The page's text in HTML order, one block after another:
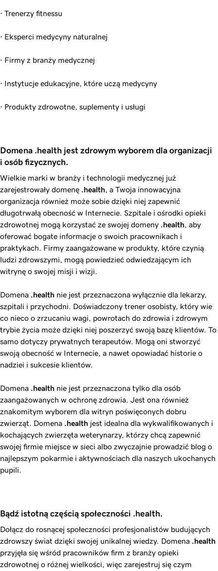
· Trenerzy fitnessu
· Eksperci medycyny naturalnej
· Firmy z branży medycznej
· Instytucje edukacyjne, które uczą medycyny
· Produkty zdrowotne, suplementy i usługi
Domena .health jest zdrowym wyborem dla organizacji
i osób fizycznych.
Wielkie marki w branży i technologii medycznej już
zarejestrowały domenę .health , a Twoja innowacyjna
organizacja również może sobie dzięki niej zapewnić
długotrwałą obecność w Internecie. Szpitale i ośrodki opieki
zdrowotnej mogą korzystać ze swojej domeny .health , aby
oferować bogate informacje o swoich pracownikach i
praktykach. Firmy zaangażowane w produkty, które czynią
ludzi zdrowszymi, mogą powiedzieć odwiedzającym ich
witrynę o swojej misji i wizji.
Domena .health nie jest przeznaczona wyłącznie dla lekarzy,
szpitali i przychodni. Doświadczony trener osobisty, który wie
co nieco o zrzucaniu wagi, powrotach do zdrowia i zdrowym
trybie życia może dzięki niej poszerzyć swoją bazę klientów. To
samo dotyczy prywatnych terapeutów. Mogą oni stworzyć
swoją obecność w Internecie, a nawet opowiadać historie o
nadziei i sukcesie klientów.
Domena .health nie jest przeznaczona tylko dla osób
zaangażowanych w ochronę zdrowia. Jest ona również
znakomitym wyborem dla witryn poświęconych dobru
zwierząt. Domena .health jest idealna dla wykwalifikowanych i
kochających zwierzęta weterynarzy, którzy chcą zapewnić
swojej firmie miejsce w sieci albo zwyczajnie prowadzić blog o
najlepszym pokarmie i aktywnościach dla naszych ukochanych
pupili.
Bądź istotną częścią społeczności .health.
Dołącz do rosnącej społeczności profesjonalistów budujących
zdrowszy świat dzięki swojej unikalnej wiedzy. Domena .health
przyjęła się wśród pracowników firm z branży opieki
zdrowotnej o różnej wielkości, więc zarejestruj się czym